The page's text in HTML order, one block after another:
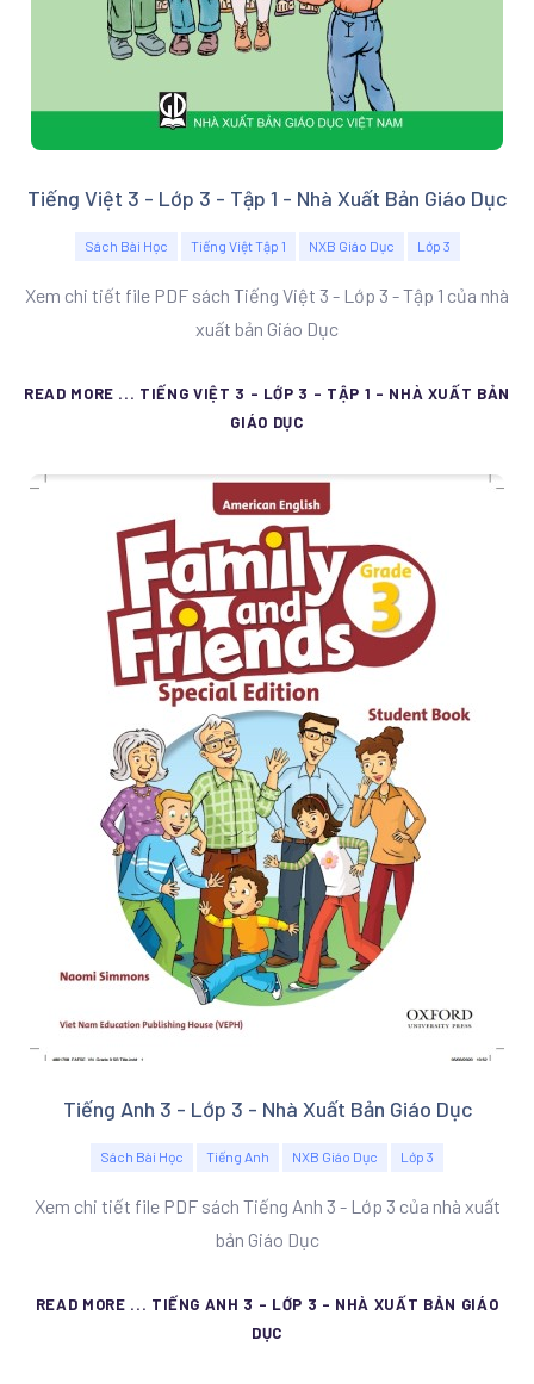
Tiếng Việt 3 - Lớp 3 - Tập 1 - Nhà Xuất Bản Giáo Dục
Sách Bài Học Tiếng Việt Tập 1 NXB Giáo Dục Lớp 3
Xem chi tiết file PDF sách Tiếng Việt 3 - Lớp 3 - Tập 1 của nhà
xuất bản Giáo Dục
READ MORE ... TIẾNG VIỆT 3 - LỚP 3 - TẬP 1 - NHÀ XUẤT BẢN
GIÁO DỤC
Tiếng Anh 3 - Lớp 3 - Nhà Xuất Bản Giáo Dục
Sách Bài Học Tiếng Anh NXB Giáo Dục Lớp 3
Xem chi tiết file PDF sách Tiếng Anh 3 - Lớp 3 của nhà xuất
bản Giáo Dục
READ MORE ... TIẾNG ANH 3 - LỚP 3 - NHÀ XUẤT BẢN GIÁO
DỤC